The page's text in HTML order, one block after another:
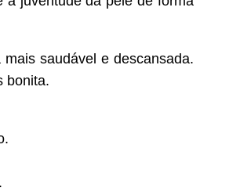
saudável e descansada.
bonita.